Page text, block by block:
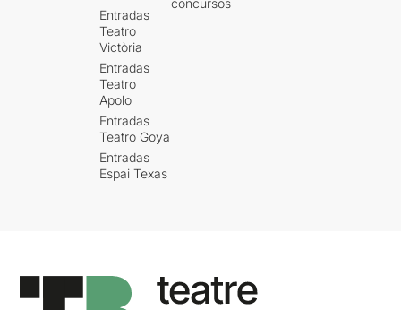
Entradas
Teatro
Victòria
Entradas
Teatro
Apolo
Entradas
Teatro Goya
Entradas
Espai Texas
concursos